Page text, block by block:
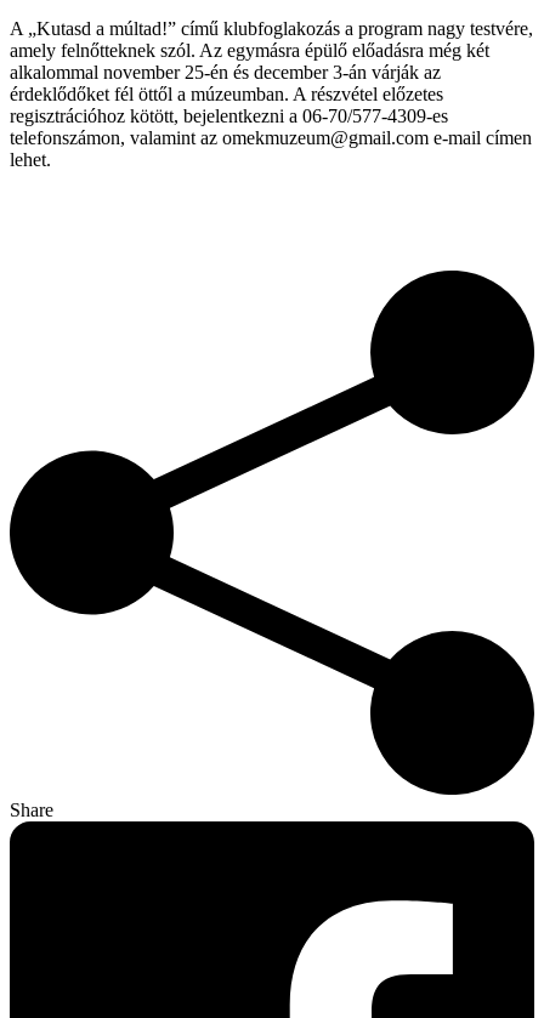
A „Kutasd a múltad!” című klubfoglakozás a program nagy testvére,
amely felnőtteknek szól. Az egymásra épülő előadásra még két
alkalommal november 25-én és december 3-án várják az
érdeklődőket fél öttől a múzeumban. A részvétel előzetes
regisztrációhoz kötött, bejelentkezni a 06-70/577-4309-es
telefonszámon, valamint az omekmuzeum@gmail.com e-mail címen
lehet.
Share